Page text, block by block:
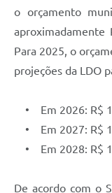
o orçamento
aproximadamente
Para 2025, o
projeções da LDO
• Em 2026: R$
• Em 2027: R$
• Em 2028: R$
De acordo com o